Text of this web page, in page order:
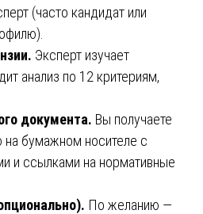
(часто кандидат или
Эксперт изучает
анализ по 12 критериям,
документа. Вы получаете
на бумажном носителе с
и ссылками на нормативные
По желанию —